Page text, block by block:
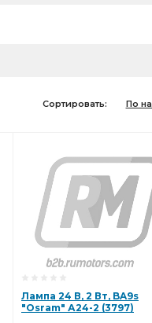
Сортировать: По
Лампа 24 В, 2 Вт, BA9s
"Osram" А24-2 (3797)